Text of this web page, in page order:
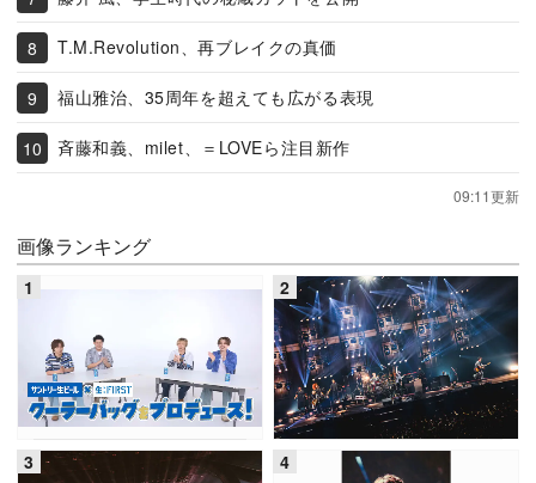
T.M.Revolution、再ブレイクの真価
福山雅治、35周年を超えても広がる表現
斉藤和義、milet、＝LOVEら注目新作
09:11更新
画像ランキング